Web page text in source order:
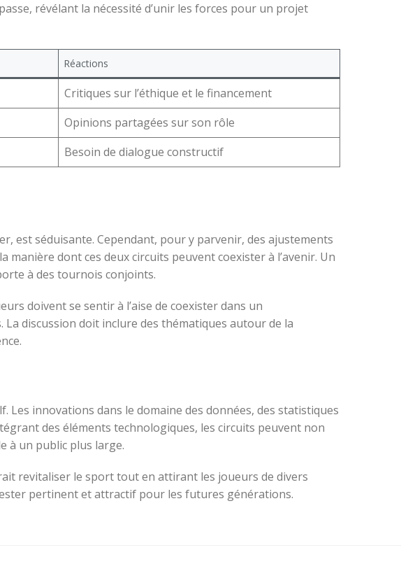
révélant la nécessité d’unir les forces pour un projet
Réactions
Critiques sur l’éthique et le financement
Opinions partagées sur son rôle
Besoin de dialogue constructif
est séduisante. Cependant, pour y parvenir, des ajustements
dont ces deux circuits peuvent coexister à l’avenir. Un
à des tournois conjoints.
doivent se sentir à l’aise de coexister dans un
discussion doit inclure des thématiques autour de la
Les innovations dans le domaine des données, des statistiques
des éléments technologiques, les circuits peuvent non
à un public plus large.
revitaliser le sport tout en attirant les joueurs de divers
pertinent et attractif pour les futures générations.